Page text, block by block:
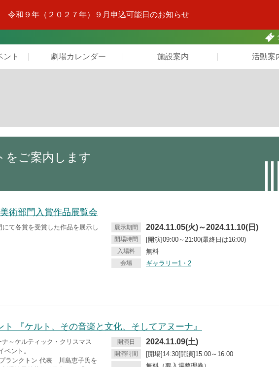
令和９年（２０２７年）９月申込可能日のお知らせ
ント 劇場カレンダー 施設案内 活動案
をご案内します
術部門入賞作品展覧会
て各賞を受賞した作品を展示し
展示期間 2024.11.05(火)～2024.11.10(日)
開場時間 [開演]09:00～21:00(最終日は16:00)
入場料 無料
会場 ギャラリー1・2
『ケルト、その音楽と文化、そしてアヌーナ』
～ケルティック・クリスマス
ベント。
ランクトン 代表 川島恵子氏を
開演日 2024.11.09(土)
開演時間 [開場]14:30[開演]15:00～16:00